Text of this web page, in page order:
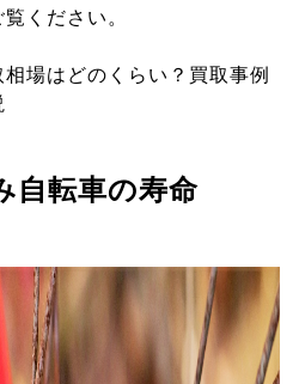
ください。
場はどのくらい？買取事例
自転車の寿命